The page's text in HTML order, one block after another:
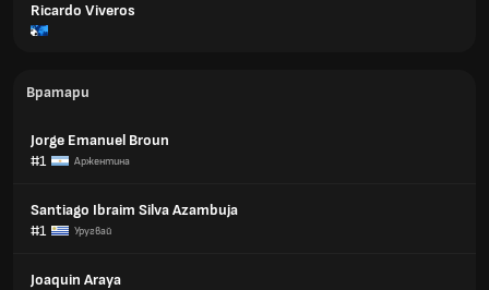
Ricardo Viveros
Вратари
Jorge Emanuel Broun
#1
Аржентина
Santiago Ibraim Silva Azambuja
#1
Уругвай
Joaquin Araya